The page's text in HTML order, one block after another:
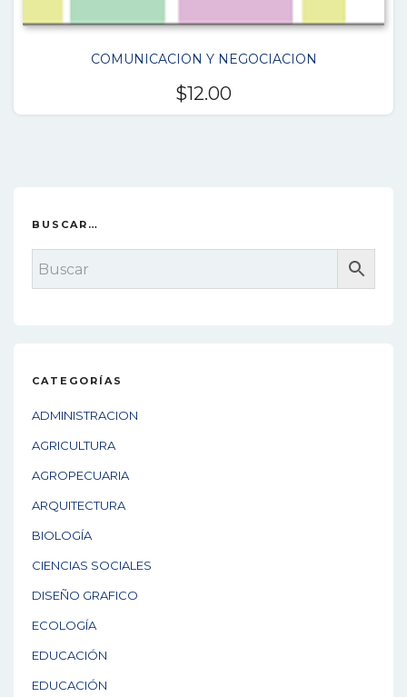
COMUNICACION Y NEGOCIACION
$12.00
BUSCAR…
CATEGORÍAS
ADMINISTRACION
AGRICULTURA
AGROPECUARIA
ARQUITECTURA
BIOLOGÍA
CIENCIAS SOCIALES
DISEÑO GRAFICO
ECOLOGÍA
EDUCACIÓN
EDUCACIÓN